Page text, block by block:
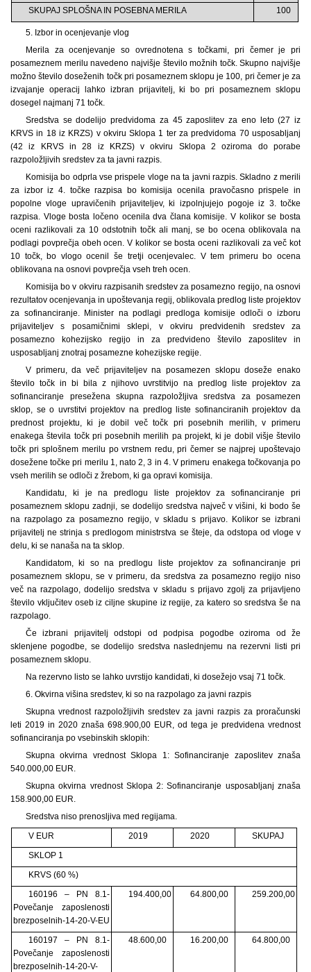
SKUPAJ SPLOŠNA IN POSEBNA MERILA 100
5. Izbor in ocenjevanje vlog
Merila za ocenjevanje so ovrednotena s točkami, pri čemer je pri
posameznem merilu navedeno najvišje število možnih točk. Skupno najvišje
možno število doseženih točk pri posameznem sklopu je 100, pri čemer je za
izvajanje operacij lahko izbran prijavitelj, ki bo pri posameznem sklopu
dosegel najmanj 71 točk.
Sredstva se dodelijo predvidoma za 45 zaposlitev za eno leto (27 iz
KRVS in 18 iz KRZS) v okviru Sklopa 1 ter za predvidoma 70 usposabljanj
(42 iz KRVS in 28 iz KRZS) v okviru Sklopa 2 oziroma do porabe
razpoložljivih sredstev za ta javni razpis.
Komisija bo odprla vse prispele vloge na ta javni razpis. Skladno z merili
za izbor iz 4. točke razpisa bo komisija ocenila pravočasno prispele in
popolne vloge upravičenih prijaviteljev, ki izpolnjujejo pogoje iz 3. točke
razpisa. Vloge bosta ločeno ocenila dva člana komisije. V kolikor se bosta
oceni razlikovali za 10 odstotnih točk ali manj, se bo ocena oblikovala na
podlagi povprečja obeh ocen. V kolikor se bosta oceni razlikovali za več kot
10 točk, bo vlogo ocenil še tretji ocenjevalec. V tem primeru bo ocena
oblikovana na osnovi povprečja vseh treh ocen.
Komisija bo v okviru razpisanih sredstev za posamezno regijo, na osnovi
rezultatov ocenjevanja in upoštevanja regij, oblikovala predlog liste projektov
za sofinanciranje. Minister na podlagi predloga komisije odloči o izboru
prijaviteljev s posamičnimi sklepi, v okviru predvidenih sredstev za
posamezno kohezijsko regijo in za predvideno število zaposlitev in
usposabljanj znotraj posamezne kohezijske regije.
V primeru, da več prijaviteljev na posamezen sklopu doseže enako
število točk in bi bila z njihovo uvrstitvijo na predlog liste projektov za
sofinanciranje presežena skupna razpoložljiva sredstva za posamezen
sklop, se o uvrstitvi projektov na predlog liste sofinanciranih projektov da
prednost projektu, ki je dobil več točk pri posebnih merilih, v primeru
enakega števila točk pri posebnih merilih pa projekt, ki je dobil višje število
točk pri splošnem merilu po vrstnem redu, pri čemer se najprej upoštevajo
dosežene točke pri merilu 1, nato 2, 3 in 4. V primeru enakega točkovanja po
vseh merilih se odloči z žrebom, ki ga opravi komisija.
Kandidatu, ki je na predlogu liste projektov za sofinanciranje pri
posameznem sklopu zadnji, se dodelijo sredstva največ v višini, ki bodo še
na razpolago za posamezno regijo, v skladu s prijavo. Kolikor se izbrani
prijavitelj ne strinja s predlogom ministrstva se šteje, da odstopa od vloge v
delu, ki se nanaša na ta sklop.
Kandidatom, ki so na predlogu liste projektov za sofinanciranje pri
posameznem sklopu, se v primeru, da sredstva za posamezno regijo niso
več na razpolago, dodelijo sredstva v skladu s prijavo zgolj za prijavljeno
število vključitev oseb iz ciljne skupine iz regije, za katero so sredstva še na
razpolago.
Če izbrani prijavitelj odstopi od podpisa pogodbe oziroma od že
sklenjene pogodbe, se dodelijo sredstva naslednjemu na rezervni listi pri
posameznem sklopu.
Na rezervno listo se lahko uvrstijo kandidati, ki dosežejo vsaj 71 točk.
6. Okvirna višina sredstev, ki so na razpolago za javni razpis
Skupna vrednost razpoložljivih sredstev za javni razpis za proračunski
leti 2019 in 2020 znaša 698.900,00 EUR, od tega je predvidena vrednost
sofinanciranja po vsebinskih sklopih:
Skupna okvirna vrednost Sklopa 1: Sofinanciranje zaposlitev znaša
540.000,00 EUR.
Skupna okvirna vrednost Sklopa 2: Sofinanciranje usposabljanj znaša
158.900,00 EUR.
Sredstva niso prenosljiva med regijama.
V EUR
2019 2020
SKUPAJ
SKLOP 1
KRVS (60 %)
160196 – PN 8.1-
Povečanje zaposlenosti
brezposelnih-14-20-V-EU
194.400,00 64.800,00 259.200,00
160197 – PN 8.1-
Povečanje zaposlenosti
brezposelnih-14-20-V-
48.600,00 16.200,00 64.800,00